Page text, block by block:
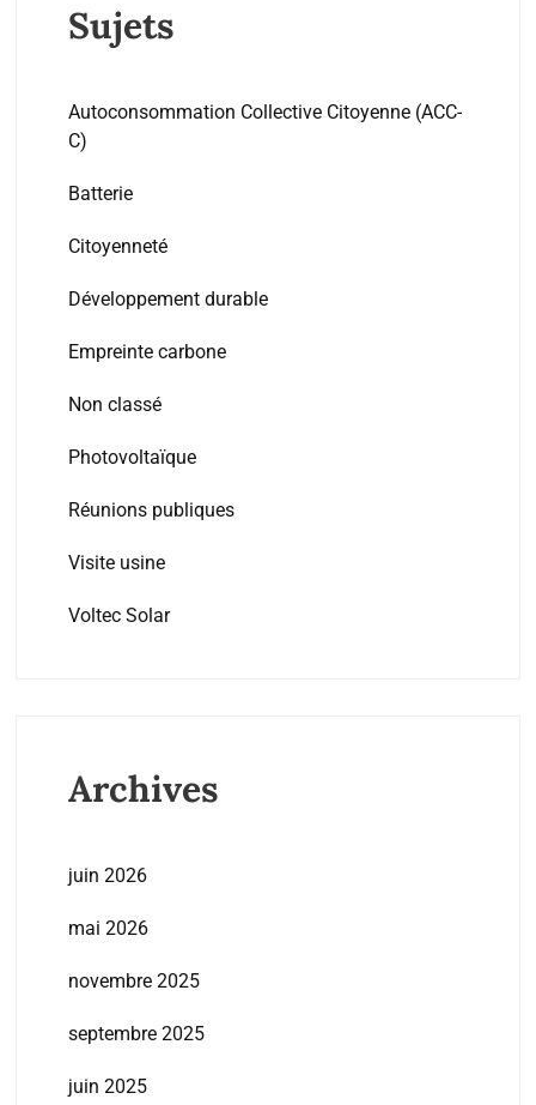
Sujets
Autoconsommation Collective Citoyenne (ACC-
C)
Batterie
Citoyenneté
Développement durable
Empreinte carbone
Non classé
Photovoltaïque
Réunions publiques
Visite usine
Voltec Solar
Archives
juin 2026
mai 2026
novembre 2025
septembre 2025
juin 2025